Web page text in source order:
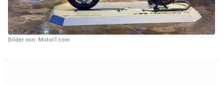
Bilder von: Motor1.com